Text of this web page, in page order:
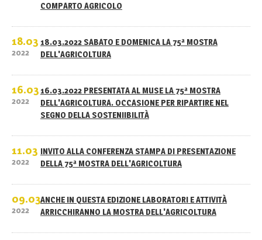
COMPARTO AGRICOLO
18.03
2022
18.03.2022 SABATO E DOMENICA LA 75ª MOSTRA
DELL'AGRICOLTURA
16.03
2022
16.03.2022 PRESENTATA AL MUSE LA 75ª MOSTRA
DELL'AGRICOLTURA. OCCASIONE PER RIPARTIRE NEL
SEGNO DELLA SOSTENIIBILITÀ
11.03
2022
INVITO ALLA CONFERENZA STAMPA DI PRESENTAZIONE
DELLA 75ª MOSTRA DELL'AGRICOLTURA
09.03
2022
ANCHE IN QUESTA EDIZIONE LABORATORI E ATTIVITÀ
ARRICCHIRANNO LA MOSTRA DELL'AGRICOLTURA